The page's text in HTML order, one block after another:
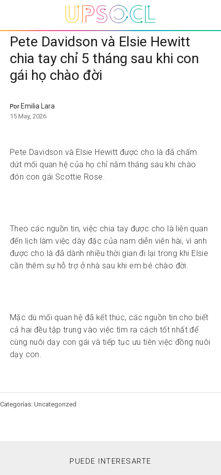
Pete Davidson và Elsie Hewitt
chia tay chỉ 5 tháng sau khi con
gái họ chào đời
Por Emilia Lara
15 May, 2026
Pete Davidson và Elsie Hewitt được cho là đã chấm
dứt mối quan hệ của họ chỉ năm tháng sau khi chào
đón con gái Scottie Rose.
Theo các nguồn tin, việc chia tay được cho là liên quan
đến lịch làm việc dày đặc của nam diễn viên hài, vì anh
được cho là đã dành nhiều thời gian đi lại trong khi Elsie
cần thêm sự hỗ trợ ở nhà sau khi em bé chào đời.
Mặc dù mối quan hệ đã kết thúc, các nguồn tin cho biết
cả hai đều tập trung vào việc tìm ra cách tốt nhất để
cùng nuôi dạy con gái và tiếp tục ưu tiên việc đồng nuôi
dạy con.
Categorías: Uncategorized
PUEDE INTERESARTE